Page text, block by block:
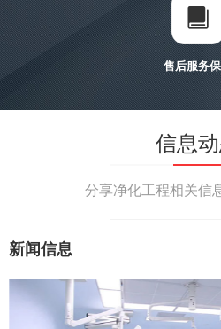
售后服务
信息
分享净化工程相关信
新闻信息